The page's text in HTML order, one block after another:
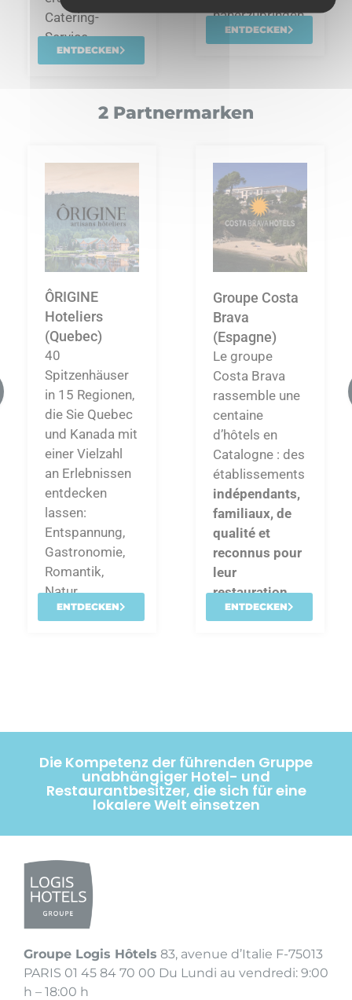
Catering-
Service…
ENTDECKEN
näherzubringen.
ENTDECKEN
2 Partnermarken
ÔRIGINE
Hoteliers
(Quebec)
40
Spitzenhäuser
in 15 Regionen,
die Sie Quebec
und Kanada mit
einer Vielzahl
an Erlebnissen
entdecken
lassen:
Entspannung,
Gastronomie,
Romantik,
Natur…
ENTDECKEN
Groupe Costa
Brava
(Espagne)
Le groupe
Costa Brava
rassemble une
centaine
d’hôtels en
Catalogne : des
établissements
indépendants,
familiaux, de
qualité et
reconnus pour
leur
restauration.
ENTDECKEN
Die Kompetenz der führenden Gruppe
unabhängiger Hotel- und
Restaurantbesitzer, die sich für eine
lokalere Welt einsetzen
Groupe Logis Hôtels 83, avenue d’Italie F-75013
PARIS 01 45 84 70 00 Du Lundi au vendredi: 9:00
h – 18:00 h